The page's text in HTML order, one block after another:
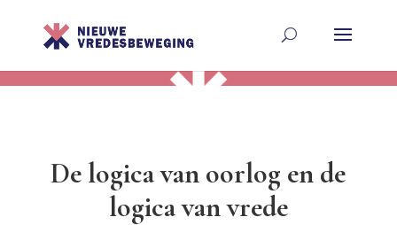
De logica van oorlog en de
logica van vrede